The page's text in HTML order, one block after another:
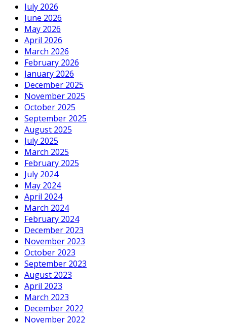
July 2026
June 2026
May 2026
April 2026
March 2026
February 2026
January 2026
December 2025
November 2025
October 2025
September 2025
August 2025
July 2025
March 2025
February 2025
July 2024
May 2024
April 2024
March 2024
February 2024
December 2023
November 2023
October 2023
September 2023
August 2023
April 2023
March 2023
December 2022
November 2022